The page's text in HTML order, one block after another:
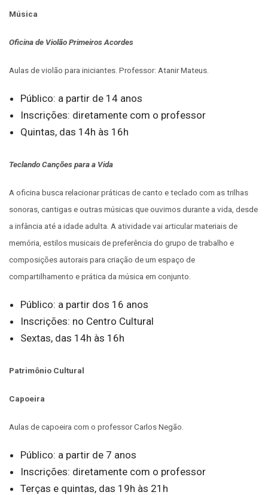
Música
Oficina de Violão Primeiros Acordes
Aulas de violão para iniciantes. Professor: Atanir Mateus.
Público: a partir de 14 anos
Inscrições: diretamente com o professor
Quintas, das 14h às 16h
Teclando Canções para a Vida
A oficina busca relacionar práticas de canto e teclado com as trilhas
sonoras, cantigas e outras músicas que ouvimos durante a vida, desde
a infância até a idade adulta. A atividade vai articular materiais de
memória, estilos musicais de preferência do grupo de trabalho e
composições autorais para criação de um espaço de
compartilhamento e prática da música em conjunto.
Público: a partir dos 16 anos
Inscrições: no Centro Cultural
Sextas, das 14h às 16h
Patrimônio Cultural
Capoeira
Aulas de capoeira com o professor Carlos Negão.
Público: a partir de 7 anos
Inscrições: diretamente com o professor
Terças e quintas, das 19h às 21h